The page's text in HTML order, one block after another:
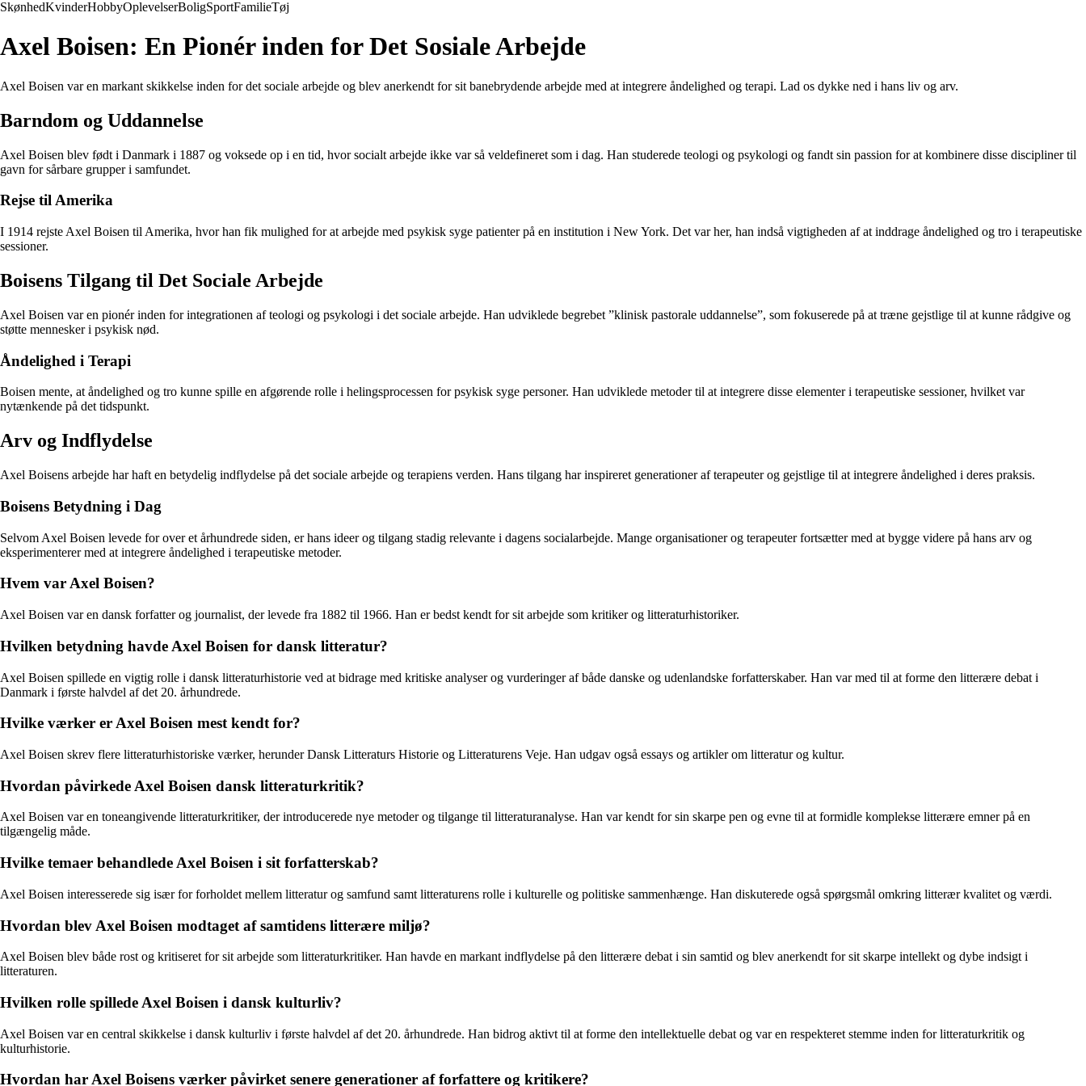
SkønhedKvinderHobbyOplevelserBoligSportFamilieTøj
Axel Boisen: En Pionér inden for Det Sosiale Arbejde
Axel Boisen var en markant skikkelse inden for det sociale arbejde og blev anerkendt for sit banebrydende arbejde med at integrere åndelighed og terapi. Lad os dykke ned i hans liv og arv.
Barndom og Uddannelse
Axel Boisen blev født i Danmark i 1887 og voksede op i en tid, hvor socialt arbejde ikke var så veldefineret som i dag. Han studerede teologi og psykologi og fandt sin passion for at kombinere disse discipliner til
gavn for sårbare grupper i samfundet.
Rejse til Amerika
I 1914 rejste Axel Boisen til Amerika, hvor han fik mulighed for at arbejde med psykisk syge patienter på en institution i New York. Det var her, han indså vigtigheden af at inddrage åndelighed og tro i terapeutiske
sessioner.
Boisens Tilgang til Det Sociale Arbejde
Axel Boisen var en pionér inden for integrationen af teologi og psykologi i det sociale arbejde. Han udviklede begrebet ”klinisk pastorale uddannelse”, som fokuserede på at træne gejstlige til at kunne rådgive og
støtte mennesker i psykisk nød.
Åndelighed i Terapi
Boisen mente, at åndelighed og tro kunne spille en afgørende rolle i helingsprocessen for psykisk syge personer. Han udviklede metoder til at integrere disse elementer i terapeutiske sessioner, hvilket var
nytænkende på det tidspunkt.
Arv og Indflydelse
Axel Boisens arbejde har haft en betydelig indflydelse på det sociale arbejde og terapiens verden. Hans tilgang har inspireret generationer af terapeuter og gejstlige til at integrere åndelighed i deres praksis.
Boisens Betydning i Dag
Selvom Axel Boisen levede for over et århundrede siden, er hans ideer og tilgang stadig relevante i dagens socialarbejde. Mange organisationer og terapeuter fortsætter med at bygge videre på hans arv og
eksperimenterer med at integrere åndelighed i terapeutiske metoder.
Hvem var Axel Boisen?
Axel Boisen var en dansk forfatter og journalist, der levede fra 1882 til 1966. Han er bedst kendt for sit arbejde som kritiker og litteraturhistoriker.
Hvilken betydning havde Axel Boisen for dansk litteratur?
Axel Boisen spillede en vigtig rolle i dansk litteraturhistorie ved at bidrage med kritiske analyser og vurderinger af både danske og udenlandske forfatterskaber. Han var med til at forme den litterære debat i
Danmark i første halvdel af det 20. århundrede.
Hvilke værker er Axel Boisen mest kendt for?
Axel Boisen skrev flere litteraturhistoriske værker, herunder Dansk Litteraturs Historie og Litteraturens Veje. Han udgav også essays og artikler om litteratur og kultur.
Hvordan påvirkede Axel Boisen dansk litteraturkritik?
Axel Boisen var en toneangivende litteraturkritiker, der introducerede nye metoder og tilgange til litteraturanalyse. Han var kendt for sin skarpe pen og evne til at formidle komplekse litterære emner på en
tilgængelig måde.
Hvilke temaer behandlede Axel Boisen i sit forfatterskab?
Axel Boisen interesserede sig især for forholdet mellem litteratur og samfund samt litteraturens rolle i kulturelle og politiske sammenhænge. Han diskuterede også spørgsmål omkring litterær kvalitet og værdi.
Hvordan blev Axel Boisen modtaget af samtidens litterære miljø?
Axel Boisen blev både rost og kritiseret for sit arbejde som litteraturkritiker. Han havde en markant indflydelse på den litterære debat i sin samtid og blev anerkendt for sit skarpe intellekt og dybe indsigt i
litteraturen.
Hvilken rolle spillede Axel Boisen i dansk kulturliv?
Axel Boisen var en central skikkelse i dansk kulturliv i første halvdel af det 20. århundrede. Han bidrog aktivt til at forme den intellektuelle debat og var en respekteret stemme inden for litteraturkritik og
kulturhistorie.
Hvordan har Axel Boisens værker påvirket senere generationer af forfattere og kritikere?